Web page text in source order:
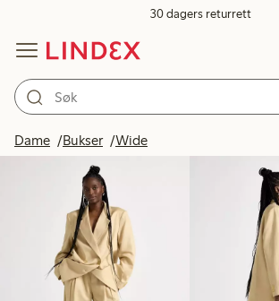
30 dagers returrett
Dame Bukser Wide